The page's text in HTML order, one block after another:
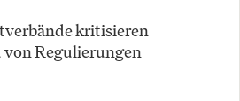
kritisieren
Regulierungen